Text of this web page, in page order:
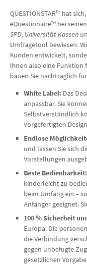
QUESTIONSTAR™ hat
eQuestionaire™ bei
SPD, Universität Kassen
Umfragetool bewiesen.
Kunden entwickelt,
Ihnen also eine Funktion
bauen Sie nachträglich
White Label: Das
anpassbar. Sie
Selbstverständlich
vorgefertigten
Endlose
und lassen Sie sich
Vorstellungen
Beste Bedienbarkeit:
kinderleicht zu
beim Umfang ein –
Anfänger geeignet.
100 % Sicherheit
Europa. Die
die Verbindung
gegen unbefugte
gesetzlichen